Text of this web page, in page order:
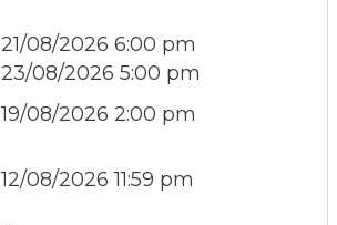
21/08/2026 6:00 pm
23/08/2026 5:00 pm
19/08/2026 2:00 pm
12/08/2026 11:59 pm